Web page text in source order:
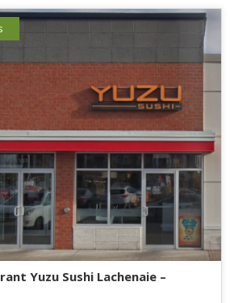
Yuzu Sushi Lachenaie –